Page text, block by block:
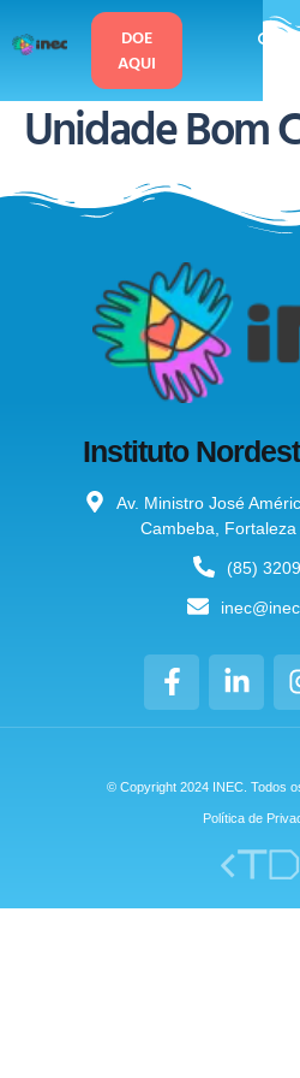
DOE
AQUI
Unidade Bom
Instituto
Av. Ministro José
Cambeba,
(85)
© Copyright 2024 INEC. Todos
Política de